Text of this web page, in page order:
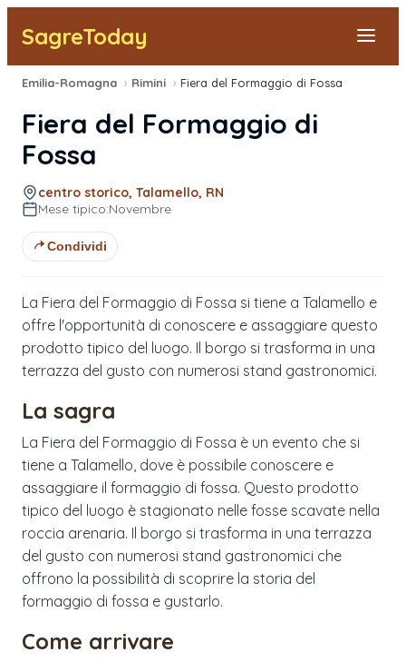
SagreToday
Segnala una sagra
Tutte le Sagre
Vicino a Me
Emilia-Romagna › Rimini › Fiera del Formaggio di Fossa
Fiera del Formaggio di
Fossa
centro storico, Talamello, RN
Mese tipico:Novembre
Condividi
La Fiera del Formaggio di Fossa si tiene a Talamello e
offre l'opportunità di conoscere e assaggiare questo
prodotto tipico del luogo. Il borgo si trasforma in una
terrazza del gusto con numerosi stand gastronomici.
La sagra
La Fiera del Formaggio di Fossa è un evento che si
tiene a Talamello, dove è possibile conoscere e
assaggiare il formaggio di fossa. Questo prodotto
tipico del luogo è stagionato nelle fosse scavate nella
roccia arenaria. Il borgo si trasforma in una terrazza
del gusto con numerosi stand gastronomici che
offrono la possibilità di scoprire la storia del
formaggio di fossa e gustarlo.
Come arrivare